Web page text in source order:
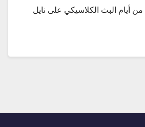
من أيام البث الكلاسيكي على نايل